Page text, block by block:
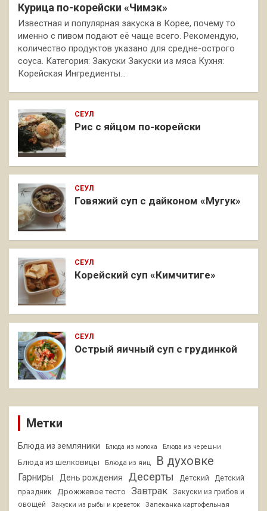
Курица по-корейски «Чимэк»
Известная и популярная закуска в Корее, почему то
именно с пивом подают её чаще всего. Рекомендую,
количество продуктов указано для средне-острого
соуса. Категория: Закуски Закуски из мяса Кухня:
Корейская Ингредиенты…
СЕУЛ
Рис с яйцом по-корейски
СЕУЛ
Говяжий суп с дайконом «Мугук»
СЕУЛ
Корейский суп «Кимчитиге»
СЕУЛ
Острый яичный суп с грудинкой
Метки
Блюда из земляники Блюда из молока Блюда из черешни
Блюда из шелковицы Блюда из яиц В духовке
Гарниры День рождения Десерты Детский
Детский
праздник
Дрожжевое тесто Завтрак
Закуски из грибов и
овощей
Закуски из рыбы и креветок Запеканка картофельная